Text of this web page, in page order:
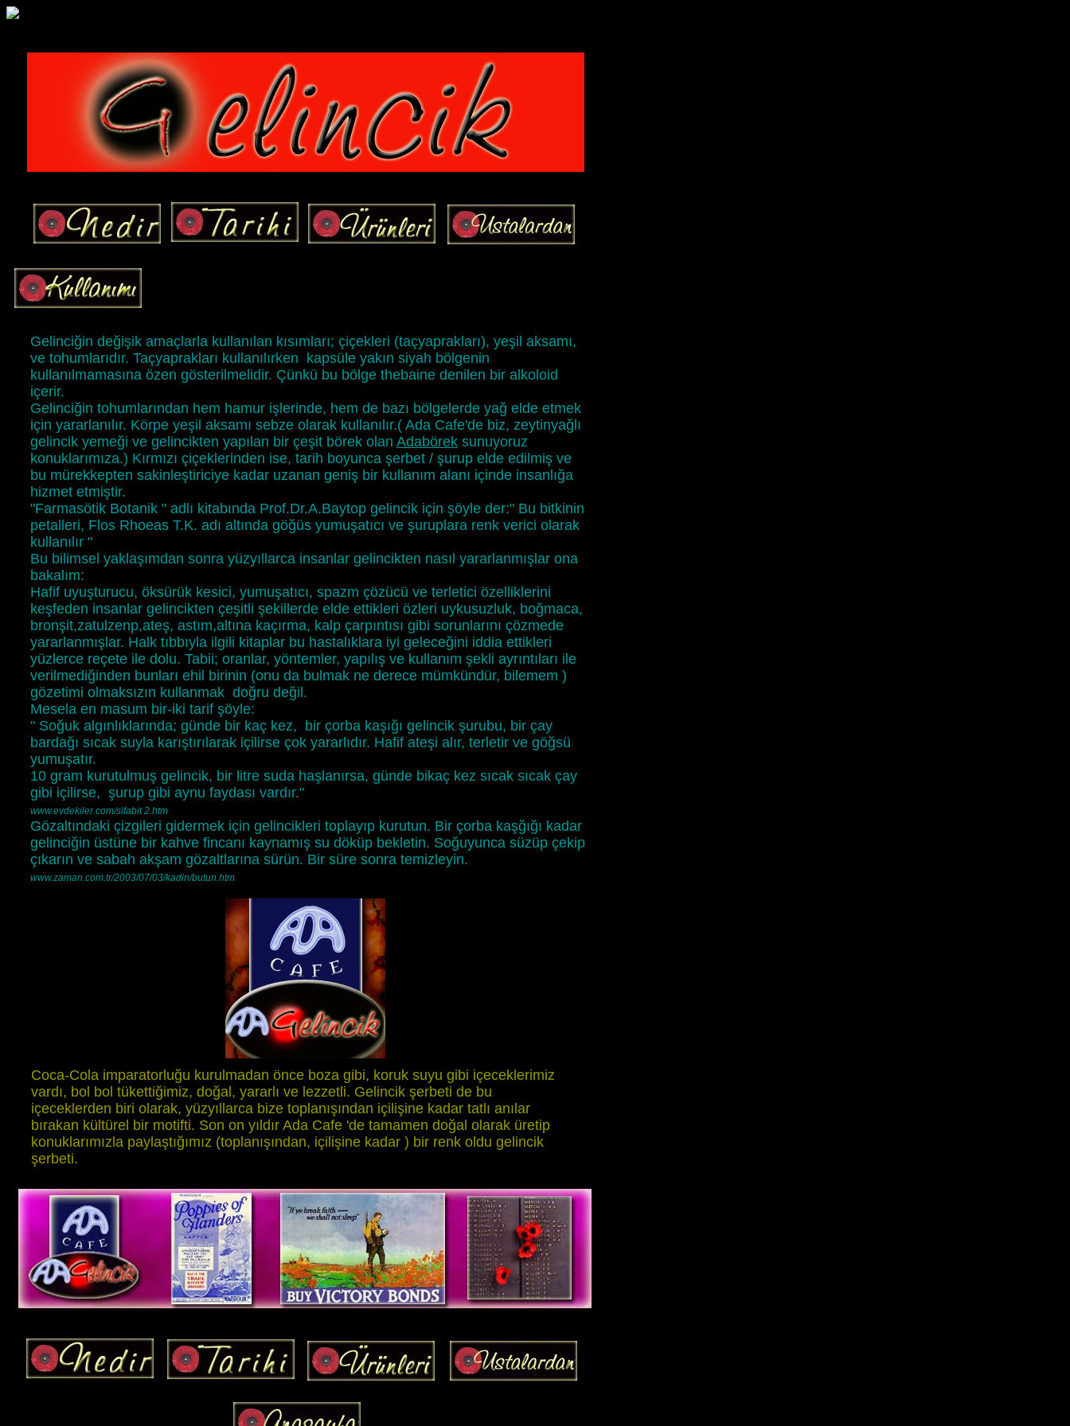
Gelinciğin değişik amaçlarla kullanılan kısımları; çiçekleri (taçyaprakları), yeşil aksamı,
ve tohumlarıdır. Taçyaprakları kullanılırken kapsüle yakın siyah bölgenin
kullanılmamasına özen gösterilmelidir. Çünkü bu bölge thebaine denilen bir alkoloid
içerir.
Gelinciğin tohumlarından hem hamur işlerinde, hem de bazı bölgelerde yağ elde etmek
için yararlanılır. Körpe yeşil aksamı sebze olarak kullanılır.( Ada Cafe'de biz, zeytinyağlı
gelincik yemeği ve gelincikten yapılan bir çeşit börek olan Adabörek sunuyoruz
konuklarımıza.) Kırmızı çiçeklerinden ise, tarih boyunca şerbet / şurup elde edilmiş ve
bu mürekkepten sakinleştiriciye kadar uzanan geniş bir kullanım alanı içinde insanlığa
hizmet etmiştir.
"Farmasötik Botanik " adlı kitabında Prof.Dr.A.Baytop gelincik için şöyle der:" Bu bitkinin
petalleri, Flos Rhoeas T.K. adı altında göğüs yumuşatıcı ve şuruplara renk verici olarak
kullanılır "
Bu bilimsel yaklaşımdan sonra yüzyıllarca insanlar gelincikten nasıl yararlanmışlar ona
bakalım:
Hafif uyuşturucu, öksürük kesici, yumuşatıcı, spazm çözücü ve terletici özelliklerini
keşfeden insanlar gelincikten çeşitli şekillerde elde ettikleri özleri uykusuzluk, boğmaca,
bronşit,zatulzenp,ateş, astım,altına kaçırma, kalp çarpıntısı gibi sorunlarını çözmede
yararlanmışlar. Halk tıbbıyla ilgili kitaplar bu hastalıklara iyi geleceğini iddia ettikleri
yüzlerce reçete ile dolu. Tabii; oranlar, yöntemler, yapılış ve kullanım şekli ayrıntıları ile
verilmediğinden bunları ehil birinin (onu da bulmak ne derece mümkündür, bilemem )
gözetimi olmaksızın kullanmak doğru değil.
Mesela en masum bir-iki tarif şöyle:
" Soğuk algınlıklarında; günde bir kaç kez, bir çorba kaşığı gelincik şurubu, bir çay
bardağı sıcak suyla karıştırılarak içilirse çok yararlıdır. Hafif ateşi alır, terletir ve göğsü
yumuşatır.
10 gram kurutulmuş gelincik, bir litre suda haşlanırsa, günde bikaç kez sıcak sıcak çay
gibi içilirse, şurup gibi aynu faydası vardır."
www.evdekiler.com/sifabit 2.htm
Gözaltındaki çizgileri gidermek için gelincikleri toplayıp kurutun. Bir çorba kaşğığı kadar
gelinciğin üstüne bir kahve fincanı kaynamış su döküp bekletin. Soğuyunca süzüp çekip
çıkarın ve sabah akşam gözaltlarına sürün. Bir süre sonra temizleyin.
www.zaman.com.tr/2003/07/03/kadin/butun.htm
Coca-Cola imparatorluğu kurulmadan önce boza gibi, koruk suyu gibi içeceklerimiz
vardı, bol bol tükettiğimiz, doğal, yararlı ve lezzetli. Gelincik şerbeti de bu
içeceklerden biri olarak, yüzyıllarca bize toplanışından içilişine kadar tatlı anılar
bırakan kültürel bir motifti. Son on yıldır Ada Cafe 'de tamamen doğal olarak üretip
konuklarımızla paylaştığımız (toplanışından, içilişine kadar ) bir renk oldu gelincik
şerbeti.